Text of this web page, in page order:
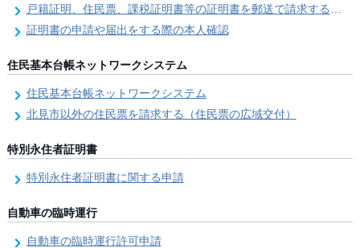
戸籍証明、住民票、課税証明書等の証明書を郵送で請求する際の本人確認
証明書の申請や届出をする際の本人確認
住民基本台帳ネットワークシステム
住民基本台帳ネットワークシステム
北見市以外の住民票を請求する（住民票の広域交付）
特別永住者証明書
特別永住者証明書に関する申請
自動車の臨時運行
自動車の臨時運行許可申請